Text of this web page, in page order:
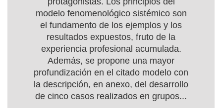
modelo fenomenológico sistémico son
el fundamento de los ejemplos y los
resultados expuestos, fruto de la
experiencia profesional acumulada.
Además, se propone una mayor
profundización en el citado modelo con
la descripción, en anexo, del desarrollo
de cinco casos realizados en grupos...